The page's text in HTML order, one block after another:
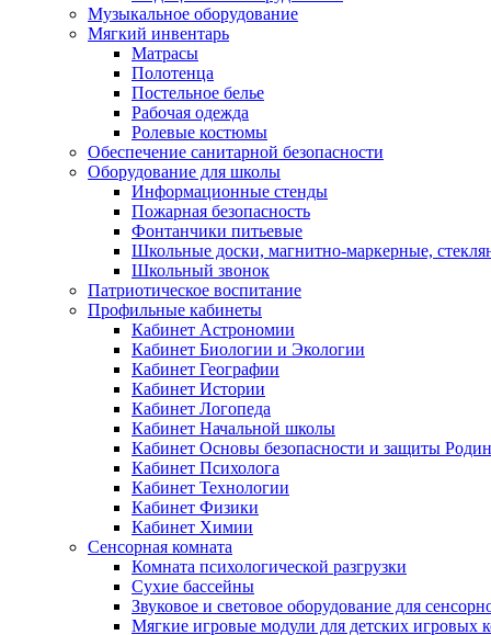
Музыкальное оборудование
Мягкий инвентарь
Матрасы
Полотенца
Постельное белье
Рабочая одежда
Ролевые костюмы
Обеспечение санитарной безопасности
Оборудование для школы
Информационные стенды
Пожарная безопасность
Фонтанчики питьевые
Школьные доски, магнитно-маркерные,
Школьный звонок
Патриотическое воспитание
Профильные кабинеты
Кабинет Астрономии
Кабинет Биологии и Экологии
Кабинет Географии
Кабинет Истории
Кабинет Логопеда
Кабинет Начальной школы
Кабинет Основы безопасности и защиты
Кабинет Психолога
Кабинет Технологии
Кабинет Физики
Кабинет Химии
Сенсорная комната
Комната психологической разгрузки
Сухие бассейны
Звуковое и световое оборудование для
Мягкие игровые модули для детских игровых